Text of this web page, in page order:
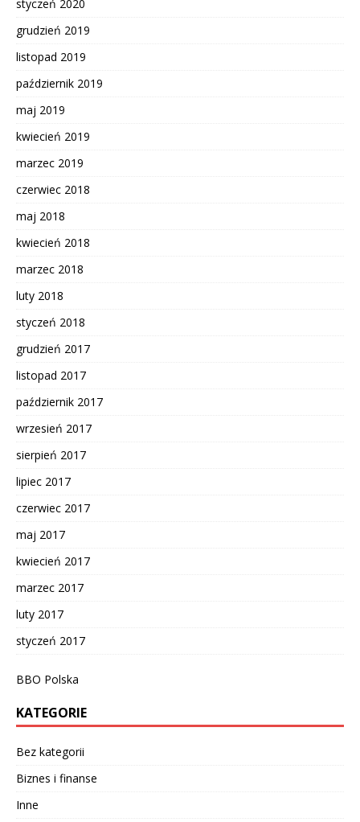
styczeń 2020
grudzień 2019
listopad 2019
październik 2019
maj 2019
kwiecień 2019
marzec 2019
czerwiec 2018
maj 2018
kwiecień 2018
marzec 2018
luty 2018
styczeń 2018
grudzień 2017
listopad 2017
październik 2017
wrzesień 2017
sierpień 2017
lipiec 2017
czerwiec 2017
maj 2017
kwiecień 2017
marzec 2017
luty 2017
styczeń 2017
BBO Polska
KATEGORIE
Bez kategorii
Biznes i finanse
Inne